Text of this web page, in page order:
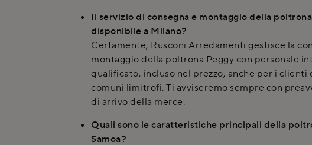
Il servizio di consegna e montaggio della
disponibile a Milano?
Certamente, Rusconi Arredamenti gestisce la
montaggio della poltrona Peggy con personale
qualificato, incluso nel prezzo, anche per i clienti
comuni limitrofi. Ti avviseremo sempre con
di arrivo della merce.
Quali sono le caratteristiche principali della
Samoa?